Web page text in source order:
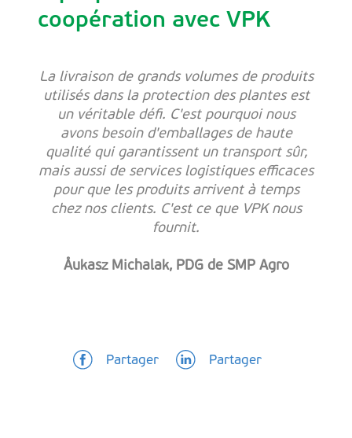
coopération avec VPK
La livraison de grands volumes de produits
utilisés dans la protection des plantes est
un véritable défi. C'est pourquoi nous
avons besoin d'emballages de haute
qualité qui garantissent un transport sûr,
mais aussi de services logistiques efficaces
pour que les produits arrivent à temps
chez nos clients. C'est ce que VPK nous
fournit.
Åukasz Michalak, PDG de SMP Agro
Partager Partager